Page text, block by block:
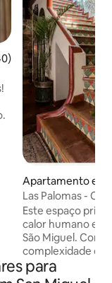
média de 4,91 em
Apartamento em
de Allende
Las Palomas -
Este espaço
calor humano e a
São Miguel. Com
complexidade da
em fusão com as
europeias.
para